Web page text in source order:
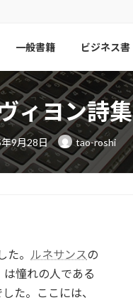
一般書籍 ビジネス書
ィヨン詩集
9月28日 tao-roshi
。 ルネサンスの
は憧れの人である
た。ここには、